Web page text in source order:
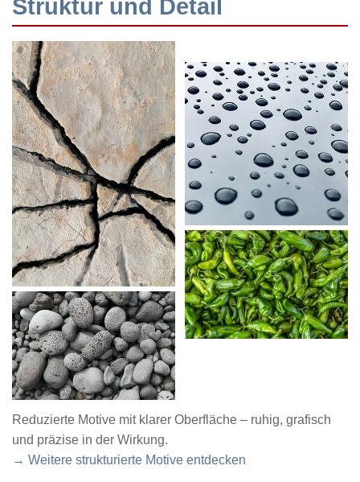
Struktur und Detail
Reduzierte Motive mit klarer Oberfläche – ruhig, grafisch
und präzise in der Wirkung.
→ Weitere strukturierte Motive entdecken